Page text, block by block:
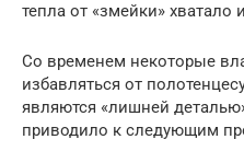
тепла от «змейки» хватало
Со временем некоторые
избавляться от
являются «лишней
приводило к следующим